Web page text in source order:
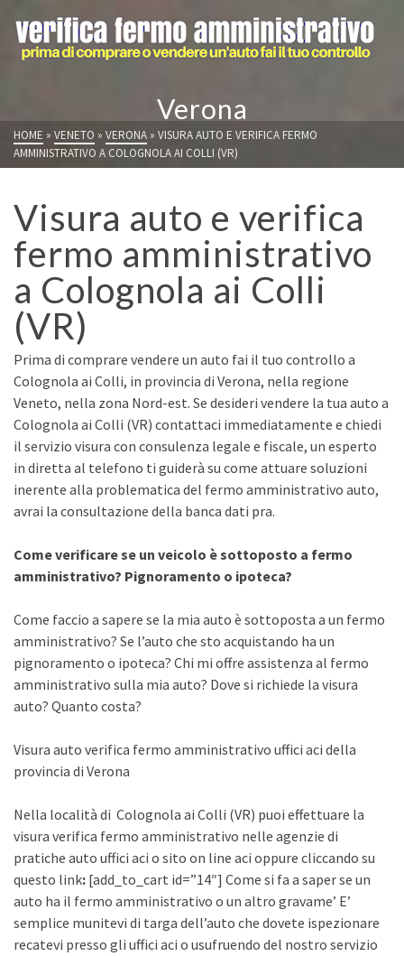
Verona
HOME » VENETO » VERONA » VISURA AUTO E VERIFICA FERMO
AMMINISTRATIVO A COLOGNOLA AI COLLI (VR)
Visura auto e verifica
fermo amministrativo
a Colognola ai Colli
(VR)
Prima di comprare vendere un auto fai il tuo controllo a
Colognola ai Colli, in provincia di Verona, nella regione
Veneto, nella zona Nord-est. Se desideri vendere la tua auto a
Colognola ai Colli (VR) contattaci immediatamente e chiedi
il servizio visura con consulenza legale e fiscale, un esperto
in diretta al telefono ti guiderà su come attuare soluzioni
inerente alla problematica del fermo amministrativo auto,
avrai la consultazione della banca dati pra.
Come verificare se un veicolo è sottoposto a fermo
amministrativo? Pignoramento o ipoteca?
Come faccio a sapere se la mia auto è sottoposta a un fermo
amministrativo? Se l’auto che sto acquistando ha un
pignoramento o ipoteca? Chi mi offre assistenza al fermo
amministrativo sulla mia auto? Dove si richiede la visura
auto? Quanto costa?
Visura auto verifica fermo amministrativo uffici aci della
provincia di Verona
Nella località di Colognola ai Colli (VR) puoi effettuare la
visura verifica fermo amministrativo nelle agenzie di
pratiche auto uffici aci o sito on line aci oppure cliccando su
questo link: [add_to_cart id=”14″] Come si fa a saper se un
auto ha il fermo amministrativo o un altro gravame’ E’
semplice munitevi di targa dell’auto che dovete ispezionare
recatevi presso gli uffici aci o usufruendo del nostro servizio